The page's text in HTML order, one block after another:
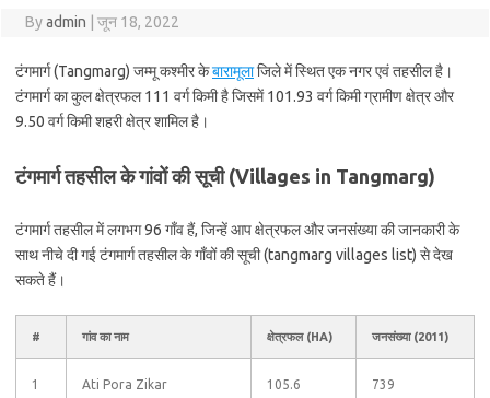
Byadmin जून 18, 2022
टंगमार्ग (Tangmarg) जम्मू कश्मीर केबारामूलाजिले में स्थित एक नगर एवं तहसील है।
टंगमार्ग का कुल क्षेत्रफल 111 वर्ग किमी है जिसमें 101.93 वर्ग किमी ग्रामीण क्षेत्र और
9.50 वर्ग किमी शहरी क्षेत्र शामिल है।
टंगमार्ग तहसील के गांवों की सूची (Villages in Tangmarg)
टंगमार्ग तहसील में लगभग 96 गाँव हैं, जिन्हें आप क्षेत्रफल और जनसंख्या की जानकारी के
साथ नीचे दी गई टंगमार्ग तहसील के गाँवों की सूची (tangmarg villages list) से देख
सकते हैं।
# गांव का नाम क्षेत्रफल (HA) जनसंख्या (2011)
1 Ati Pora Zikar 105.6 739